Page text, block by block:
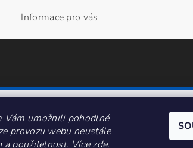
Informace pro vás
Vám umožnili pohodlné
provozu webu neustále
a použitelnost. Více zde.